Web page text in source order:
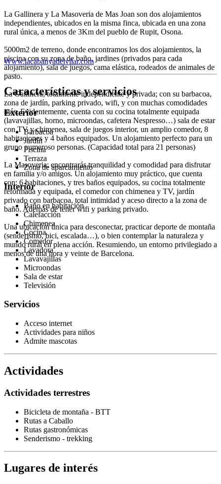
La Gallinera y La Masoveria de Mas Joan son dos alojamientos
independientes, ubicados en la misma finca, ubicada en una zona
rural única, a menos de 3Km del pueblo de Rupit, Osona.
5000m2 de terreno, donde encontramos los dos alojamientos, la
piscina con su zona de baño, jardines (privados para cada
alojamiento), sala de juegos, cama elástica, rodeados de animales de
pasto.
La Gallinera; totalmente independiente y privada; con su barbacoa,
zona de jardín, parking privado, wifi, y con muchas comodidades
más. Evidentemente, cuenta con su cocina totalmente equipada
(lavavajillas, horno, microondas, cafetera Nespresso…) sala de estar
con TV y chimenea, sala de juegos interior, un amplio comedor, 8
habitaciones y 4 baños equipados. Un alojamiento perfecto para un
grupo numeroso personas. (Capacidad total para 21 personas)
La Masoveria; encontrarás tranquilidad y comodidad para disfrutar
en familia y/o amigos. Un alojamiento muy práctico, que cuenta
con: 6 habitaciones, y tres baños equipados, su cocina totalmente
reformada y equipada, el comedor con chimenea y TV, jardín
privado con barbacoa, total intimidad y aceso directo a la zona de
baño. Además de tener wifi y parking privado.
Una ubicación única para desconectar, practicar deporte de montaña
(senderismo, bici, escalada…), o bien contemplar la naturaleza y
mundo rural en plena acción. Resumiendo, un entorno privilegiado a
menos de una hora y veinte de Barcelona.
Www.lacabanyadelvilar.com
Características y servicios
Exterior
Barbacoa
Jardín
Piscina
Terraza
Zona de aparcamiento
Interior
Baño en habitación
Calefacción
Chimenea
Cocina
Comedor
Lavadora
Lavavajillas
Microondas
Sala de estar
Televisión
Servicios
Acceso internet
Actividades para niños
Admite mascotas
Actividades
Actividades terrestres
Bicicleta de montaña - BTT
Rutas a Caballo
Rutas gastronómicas
Senderismo - trekking
Lugares de interés